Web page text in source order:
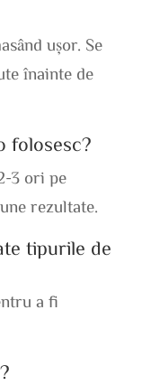
ușor. Se
înainte de
folosesc?
3 ori pe
rezultate.
tipurile de
a fi